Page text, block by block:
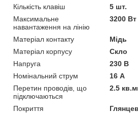
Кількість клавіш
5 шт.
Максимальне
навантаження на лінію
3200 Вт
Матеріал контакту
Мідь
Матеріал корпусу
Скло
Напруга
230 В
Номінальний струм
16 А
Перетин проводів, що
підключаються
2.5
Покриття